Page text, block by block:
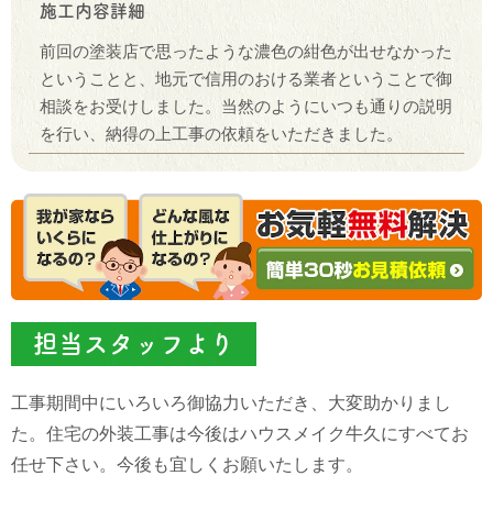
施工内容詳細
前回の塗装店で思ったような濃色の紺色が出せなかった
ということと、地元で信用のおける業者ということで御
相談をお受けしました。当然のようにいつも通りの説明
を行い、納得の上工事の依頼をいただきました。
担当スタッフより
工事期間中にいろいろ御協力いただき、大変助かりまし
た。住宅の外装工事は今後はハウスメイク牛久にすべてお
任せ下さい。今後も宜しくお願いたします。